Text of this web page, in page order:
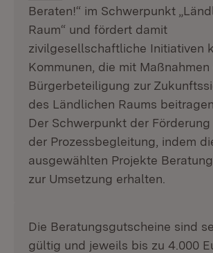
Beraten!“ im Schwerpunkt
Raum“ und fördert damit
zivilgesellschaftliche Initiativen
Kommunen, die mit Maßnahmen
Bürgerbeteiligung zur
des Ländlichen Raums
Der Schwerpunkt der
der Prozessbegleitung, indem
ausgewählten Projekte
zur Umsetzung erhalten.
Die Beratungsgutscheine sind
gültig und jeweils bis zu 4.000